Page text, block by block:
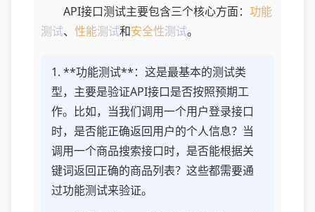
API接口测试主要包含三个核心方面： 功能
测试、 性能测试和安全性测试。
1. **功能测试**：这是最基本的测试类
型，主要是验证API接口是否按照预期工
作。比如，当我们调用一个用户登录接口
时，是否能正确返回用户的个人信息？当
调用一个商品搜索接口时，是否能根据关
键词返回正确的商品列表？这些都需要通
过功能测试来验证。